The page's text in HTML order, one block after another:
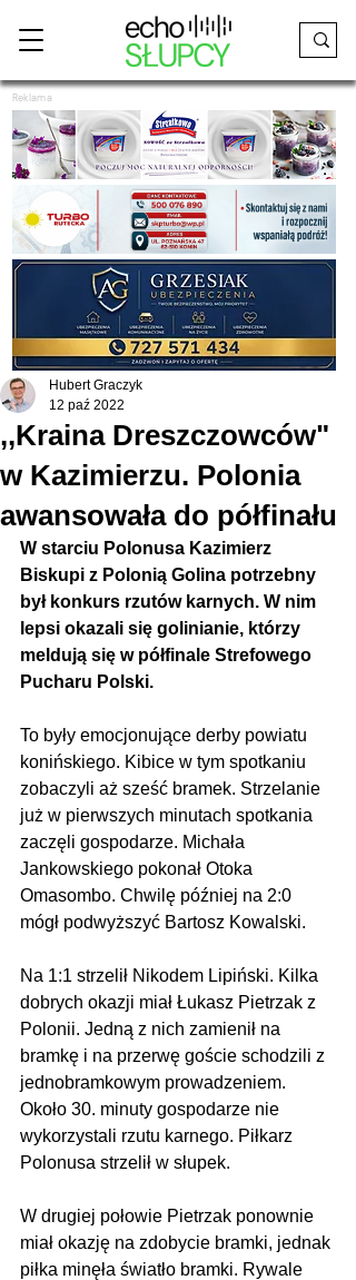
Reklama
,,Kraina Dreszczowców"
w Kazimierzu. Polonia
awansowała do półfinału
Hubert Graczyk
12 paź 2022
W starciu Polonusa Kazimierz
Biskupi z Polonią Golina potrzebny
był konkurs rzutów karnych. W nim
lepsi okazali się golinianie, którzy
meldują się w półfinale Strefowego
Pucharu Polski.
To były emocjonujące derby powiatu
konińskiego. Kibice w tym spotkaniu
zobaczyli aż sześć bramek. Strzelanie
już w pierwszych minutach spotkania
zaczęli gospodarze. Michała
Jankowskiego pokonał Otoka
Omasombo. Chwilę później na 2:0
mógł podwyższyć Bartosz Kowalski.
Na 1:1 strzelił Nikodem Lipiński. Kilka
dobrych okazji miał Łukasz Pietrzak z
Polonii. Jedną z nich zamienił na
bramkę i na przerwę goście schodzili z
jednobramkowym prowadzeniem.
Około 30. minuty gospodarze nie
wykorzystali rzutu karnego. Piłkarz
Polonusa strzelił w słupek.
W drugiej połowie Pietrzak ponownie
miał okazję na zdobycie bramki, jednak
piłka minęła światło bramki. Rywale